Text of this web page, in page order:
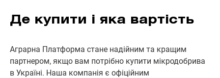
Де купити і яка вартість
Аграрна Платформа стане надійним та кращим
партнером, якщо вам потрібно купити мікродобрива
в Україні. Наша компанія є офіційним